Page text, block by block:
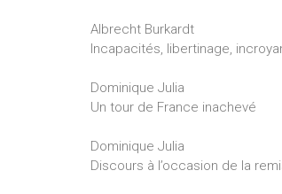
Albrecht Burkardt
Incapacités, libertinage,
Dominique Julia
Un tour de France inachevé
Dominique Julia
Discours à l’occasion de la